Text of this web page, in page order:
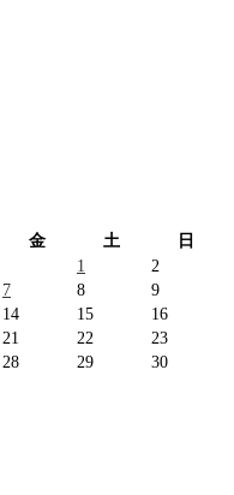
金 土
日
1
2
7 8
9
14 15
16
21 22
23
28 29
30